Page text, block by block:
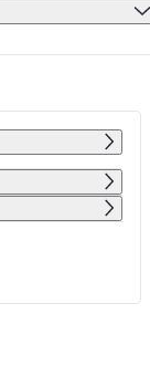
SO NE
2 3
15 600
9 10
13 440 13 440